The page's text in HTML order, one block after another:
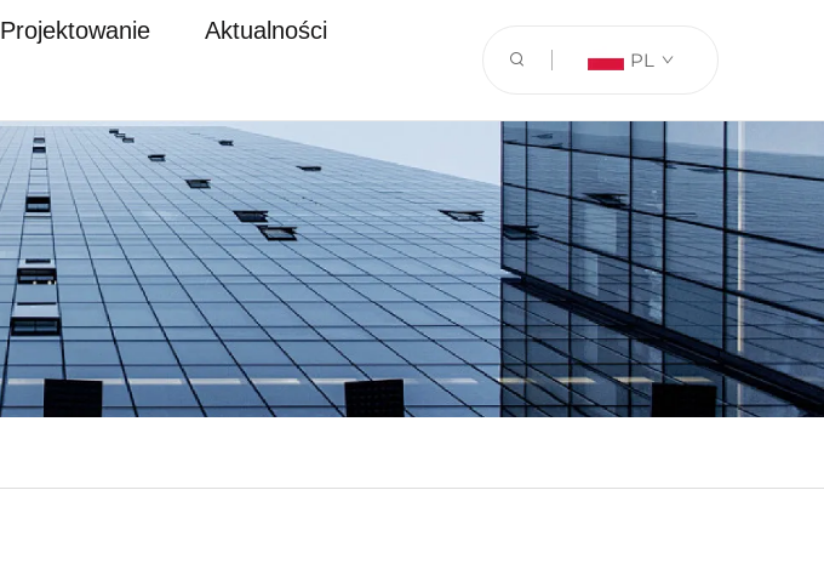
Projektowanie Aktualności
PL